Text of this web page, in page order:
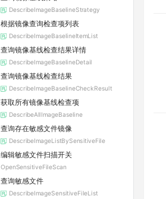
DescribeImageBaselineStrategy
根据镜像查询检查项列表
DescribeImageBaselineItemList
查询镜像基线检查结果详情
DescribeImageBaselineDetail
查询镜像基线检查结果
DescribeImageBaselineCheckResult
获取所有镜像基线检查项
DescribeAllImageBaseline
查询存在敏感文件镜像
DescribeImageListBySensitiveFile
编辑敏感文件扫描开关
OpenSensitiveFileScan
查询敏感文件
DescribeImageSensitiveFileList